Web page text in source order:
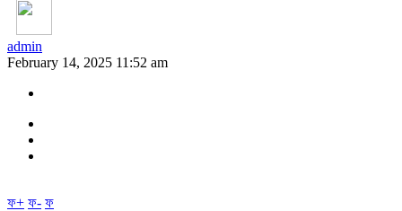
admin
February 14, 2025 11:52 am
ফ+ ফ- ফ